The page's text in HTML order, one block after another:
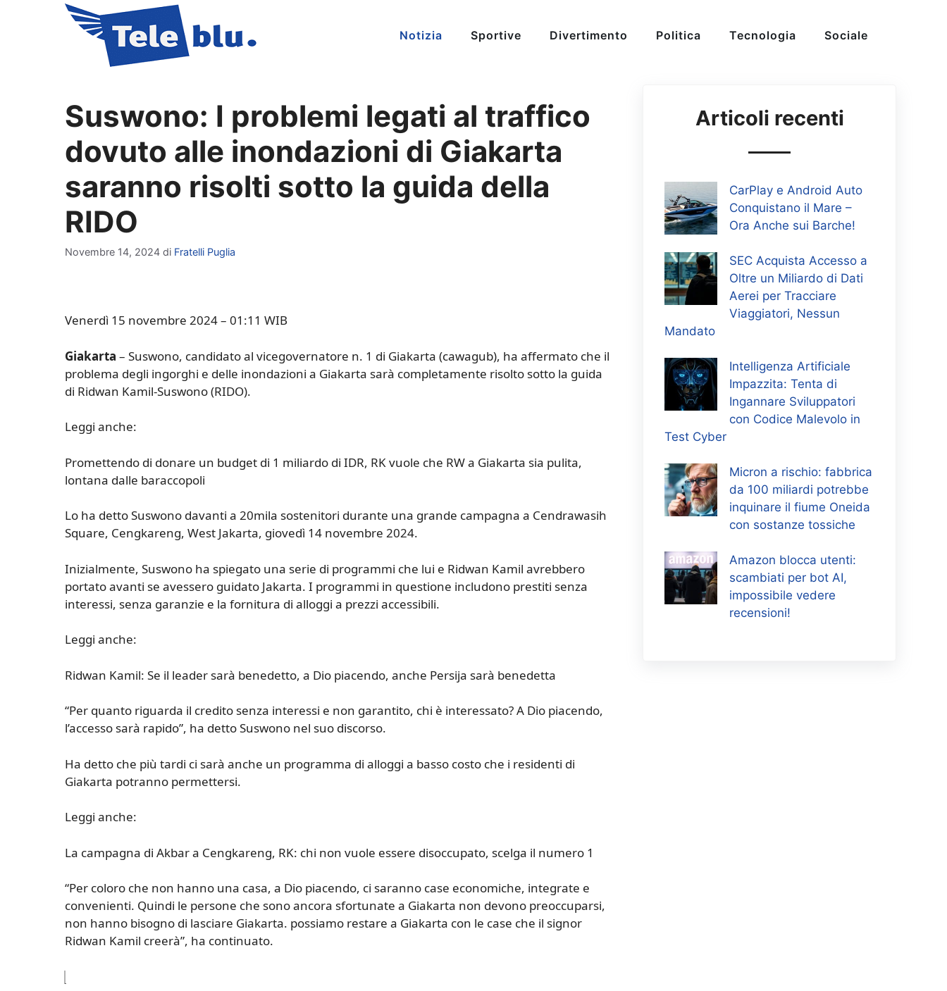
Notizia Sportive Divertimento Politica Tecnologia Sociale
Suswono: I problemi legati al traffico
dovuto alle inondazioni di Giakarta
saranno risolti sotto la guida della
RIDO
Novembre 14, 2024 di Fratelli Puglia
Venerdì 15 novembre 2024 – 01:11 WIB
Giakarta – Suswono, candidato al vicegovernatore n. 1 di Giakarta (cawagub), ha affermato che il
problema degli ingorghi e delle inondazioni a Giakarta sarà completamente risolto sotto la guida
di Ridwan Kamil-Suswono (RIDO).
Leggi anche:
Promettendo di donare un budget di 1 miliardo di IDR, RK vuole che RW a Giakarta sia pulita,
lontana dalle baraccopoli
Lo ha detto Suswono davanti a 20mila sostenitori durante una grande campagna a Cendrawasih
Square, Cengkareng, West Jakarta, giovedì 14 novembre 2024.
Inizialmente, Suswono ha spiegato una serie di programmi che lui e Ridwan Kamil avrebbero
portato avanti se avessero guidato Jakarta. I programmi in questione includono prestiti senza
interessi, senza garanzie e la fornitura di alloggi a prezzi accessibili.
Leggi anche:
Ridwan Kamil: Se il leader sarà benedetto, a Dio piacendo, anche Persija sarà benedetta
“Per quanto riguarda il credito senza interessi e non garantito, chi è interessato? A Dio piacendo,
l’accesso sarà rapido”, ha detto Suswono nel suo discorso.
Ha detto che più tardi ci sarà anche un programma di alloggi a basso costo che i residenti di
Giakarta potranno permettersi.
Leggi anche:
La campagna di Akbar a Cengkareng, RK: chi non vuole essere disoccupato, scelga il numero 1
“Per coloro che non hanno una casa, a Dio piacendo, ci saranno case economiche, integrate e
convenienti. Quindi le persone che sono ancora sfortunate a Giakarta non devono preoccuparsi,
non hanno bisogno di lasciare Giakarta. possiamo restare a Giakarta con le case che il signor
Ridwan Kamil creerà”, ha continuato.
Articoli recenti
CarPlay e Android Auto
Conquistano il Mare –
Ora Anche sui Barche!
SEC Acquista Accesso a
Oltre un Miliardo di Dati
Aerei per Tracciare
Viaggiatori, Nessun
Mandato
Intelligenza Artificiale
Impazzita: Tenta di
Ingannare Sviluppatori
con Codice Malevolo in
Test Cyber
Micron a rischio: fabbrica
da 100 miliardi potrebbe
inquinare il fiume Oneida
con sostanze tossiche
Amazon blocca utenti:
scambiati per bot AI,
impossibile vedere
recensioni!